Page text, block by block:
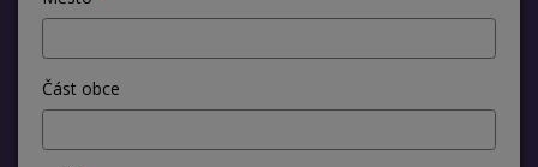
Část obce